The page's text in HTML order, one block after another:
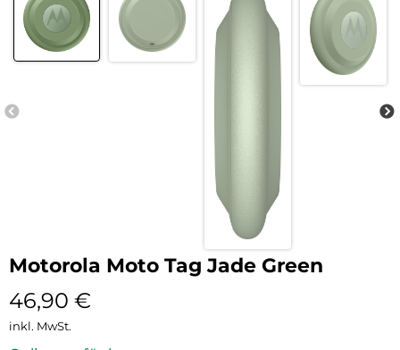
Motorola Moto Tag Jade Green
46,90 €
inkl. MwSt.